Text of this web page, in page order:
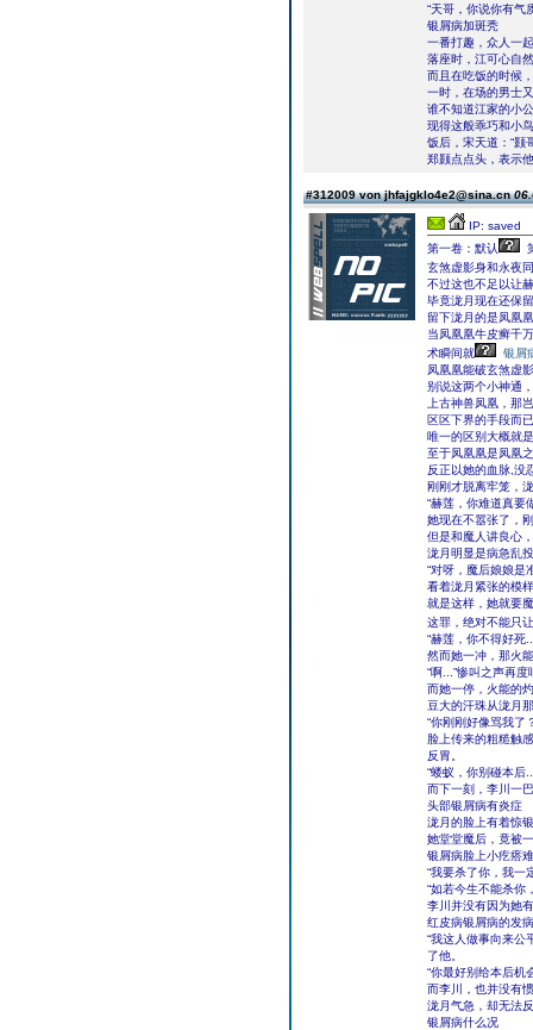
“天哥，你说你有气
银屑病加斑秃
一番打趣，众人一
落座时，江可心自
而且在吃饭的时候
一时，在场的男士
谁不知道江家的小
现得这般乖巧和小
饭后，宋天道：“颢
郑颢点点头，表示
#312009 von jhfajgklo4e2@sina.cn
IP: saved
第一卷：默认
玄煞虚影身和永夜
不过这也不足以让
毕竟泷月现在还保
留下泷月的是凤凰
当凤凰凰牛皮癣千
术瞬间就
银屑
凤凰凰能破玄煞虚
别说这两个小神通
上古神兽凤凰，那
区区下界的手段而
唯一的区别大概就
至于凤凰凰是凤凰
反正以她的血脉,没
刚刚才脱离牢笼，
“赫莲，你难道真要
她现在不嚣张了，
但是和魔人讲良心
泷月明显是病急乱
“对呀，魔后娘娘是
看着泷月紧张的模
就是这样，她就要
这罪，绝对不能只
“赫莲，你不得好死
然而她一冲，那火
“啊...”惨叫之声再
而她一停，火能的
豆大的汗珠从泷月
“你刚刚好像骂我了
脸上传来的粗糙触
反胃。
“蝼蚁，你别碰本后
而下一刻，李川一
头部银屑病有炎症
泷月的脸上有着惊
她堂堂魔后，竟被
银屑病脸上小疙瘩
“我要杀了你，我一
“如若今生不能杀你
李川并没有因为她
红皮病银屑病的发
“我这人做事向来公
了他。
“你最好别给本后机
而李川，也并没有
泷月气急，却无法
银屑病什么况